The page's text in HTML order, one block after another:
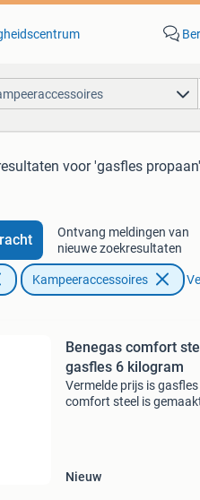
voor 'gasfles propaan'
Ontvang meldingen van
nieuwe zoekresultaten
Kampeeraccessoires
Benegas comfort
gasfles 6 kilogram
Vermelde prijs is
comfort steel is
Nieuw